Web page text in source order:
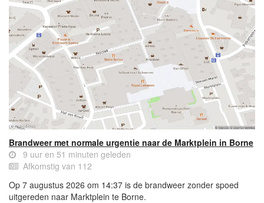
Brandweer met normale urgentie naar de Marktplein in Borne
9 uur en 51 minuten geleden
Afkomstig van 112
Op 7 augustus 2026 om 14:37 is de brandweer zonder spoed
uitgereden naar Marktplein te Borne.